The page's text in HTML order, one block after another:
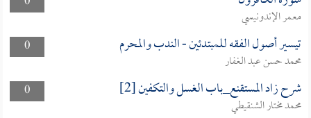
معمر الإندونيسي
0
تيسير أصول الفقه للمبتدئين - الندب والمحرم
محمد حسن عبد الغفار
0
شرح زاد المستقنع_باب الغسل والتكفين [2]
محمد مختار الشنقيطي